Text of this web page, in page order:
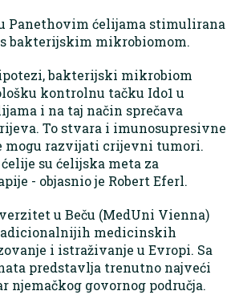
Panethovim ćelijama stimulirana
bakterijskim mikrobiomom.
bakterijski mikrobiom
kontrolnu tačku Ido1 u
i na taj način sprečava
To stvara i imunosupresivne
mogu razvijati crijevni tumori.
su ćelijska meta za
- objasnio je Robert Eferl.
u Beču (MedUni Vienna)
medicinskih
i istraživanje u Evropi. Sa
predstavlja trenutno najveći
njemačkog govornog područja.